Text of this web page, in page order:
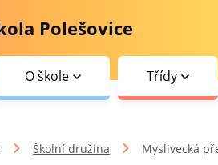
Polešovice
O škole Třídy
Školní družina Myslivecká